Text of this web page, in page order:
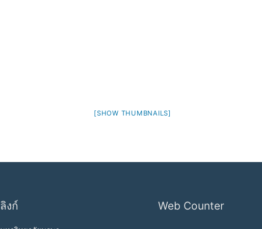
[SHOW THUMBNAILS]
ลิงก์ Web Counter